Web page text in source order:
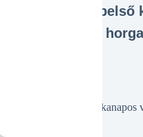
Félgömbfejű
DIN 7380 10.9
14 munkanapos